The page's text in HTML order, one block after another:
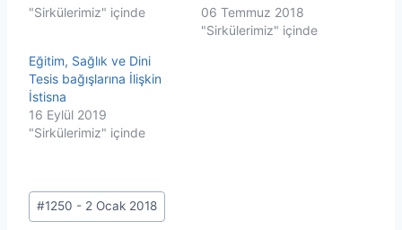
"Sirkülerimiz" içinde
06 Temmuz 2018
"Sirkülerimiz" içinde
Eğitim, Sağlık ve Dini
Tesis bağışlarına İlişkin
İstisna
16 Eylül 2019
"Sirkülerimiz" içinde
Post
Tags:
#1250 - 2 Ocak 2018